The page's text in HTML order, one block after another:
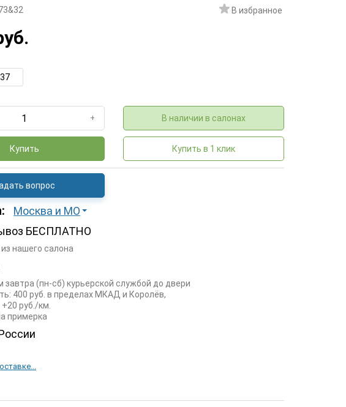
В избранное
37
+ В наличии в салонах
Купить Купить в 1 клик
вопрос
Москва и МО
БЕСПЛАТНО
нашего салона
завтра (пн-сб) курьерской службой до двери
400 руб. в пределах МКАД и Королёв,
руб./км.
примерка